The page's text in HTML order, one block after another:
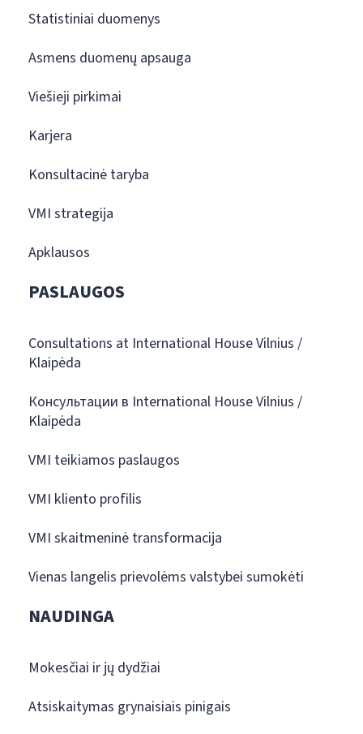
Statistiniai duomenys
Asmens duomenų apsauga
Viešieji pirkimai
Karjera
Konsultacinė taryba
VMI strategija
Apklausos
PASLAUGOS
Consultations at International House Vilnius /
Klaipėda
Консультации в International House Vilnius /
Klaipėda
VMI teikiamos paslaugos
VMI kliento profilis
VMI skaitmeninė transformacija
Vienas langelis prievolėms valstybei sumokėti
NAUDINGA
Mokesčiai ir jų dydžiai
Atsiskaitymas grynaisiais pinigais